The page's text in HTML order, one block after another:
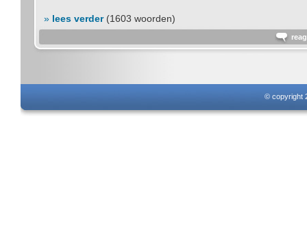
» lees verder(1603 woorden)
© copyright